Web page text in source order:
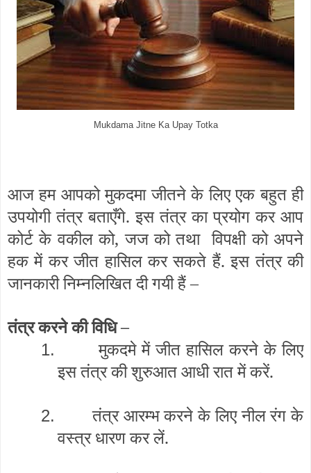
Mukdama Jitne Ka Upay Totka
आज हम आपको मुकदमा जीतने के लिए एक बहुत ही
उपयोगी तंत्र बताएँगे. इस तंत्र का प्रयोग कर आप
कोर्ट के वकील को, जज को तथा विपक्षी को अपने
हक में कर जीत हासिल कर सकते हैं. इस तंत्र की
जानकारी निम्नलिखित दी गयी हैं –
तंत्र करने की विधि –
1.
मुकदमे में जीत हासिल करने के लिए
इस तंत्र की शुरुआत आधी रात में करें.
2.
तंत्र आरम्भ करने के लिए नील रंग के
वस्त्र धारण कर लें.